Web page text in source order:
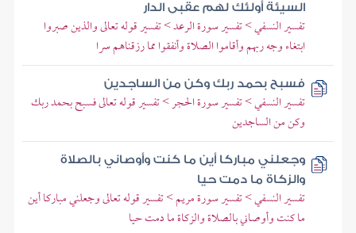
السيئة أولئك لهم عقبى الدار
تفسير النسفي > تفسير سورة الرعد > تفسير قوله تعالى والذين صبروا
ابتغاء وجه ربهم وأقاموا الصلاة وأنفقوا مما رزقناهم سرا
فسبح بحمد ربك وكن من الساجدين
تفسير النسفي > تفسير سورة الحجر > تفسير قوله تعالى فسبح بحمد ربك
وكن من الساجدين
وجعلني مباركا أين ما كنت وأوصاني بالصلاة
والزكاة ما دمت حيا
تفسير النسفي > تفسير سورة مريم > تفسير قوله تعالى وجعلني مباركا أين
ما كنت وأوصاني بالصلاة والزكاة ما دمت حيا